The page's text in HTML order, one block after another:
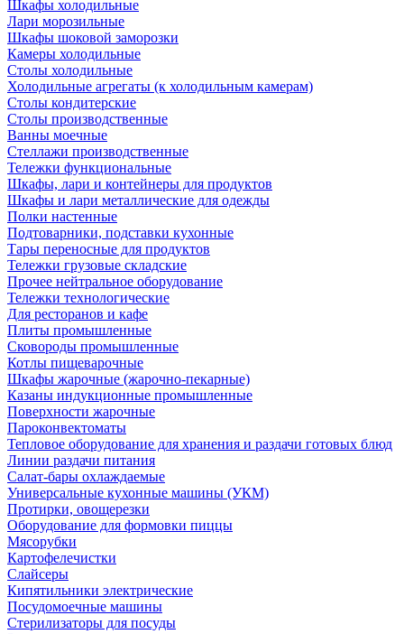
Шкафы холодильные
Лари морозильные
Шкафы шоковой заморозки
Камеры холодильные
Столы холодильные
Холодильные агрегаты (к холодильным камерам)
Столы кондитерские
Столы производственные
Ванны моечные
Стеллажи производственные
Тележки функциональные
Шкафы, лари и контейнеры для продуктов
Шкафы и лари металлические для одежды
Полки настенные
Подтоварники, подставки кухонные
Тары переносные для продуктов
Тележки грузовые складские
Прочее нейтральное оборудование
Тележки технологические
Для ресторанов и кафе
Плиты промышленные
Сковороды промышленные
Котлы пищеварочные
Шкафы жарочные (жарочно-пекарные)
Казаны индукционные промышленные
Поверхности жарочные
Пароконвектоматы
Тепловое оборудование для хранения и раздачи готовых блюд
Линии раздачи питания
Салат-бары охлаждаемые
Универсальные кухонные машины (УКМ)
Протирки, овощерезки
Оборудование для формовки пиццы
Мясорубки
Картофелечистки
Слайсеры
Кипятильники электрические
Посудомоечные машины
Стерилизаторы для посуды